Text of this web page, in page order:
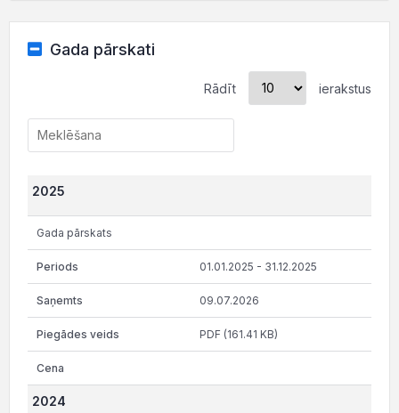
Gada pārskati
Rādīt ierakstus
2025
Gada pārskats
01.01.2025 - 31.12.2025
09.07.2026
PDF (161.41 KB)
2024